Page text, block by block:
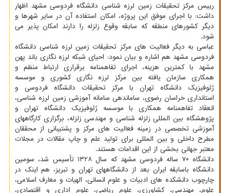
رییس مرکز تحقیقات زمین لرزه شناسی دانشگاه فردوسی مشهد اظهار
داشت: با اجرای موفق این پروژه، امکان استفاده آن در سایر شهرها و
دیگر کشورهای منطقه که سابقه وقوع زلزله را دارند امکان پذیر می
شود.
عباسی به دیگر فعالیت های مرکز تحقیقات زمین لرزه شناسی دانشگاه
فردوسی مشهد هم اشاره و بیان نمود: احیای شبکه لرزه نگاری باند پهن
مشهد با کمترین هزینه، اجرای تفاهمنامه برقراری ارتباط منظم و
همکاری سازمان یافته بین مرکز لرزه نگاری کشوری و موسسه
ژئوفیزیک دانشگاه تهران با مرکز تحقیقات دانشگاه فردوسی و
استانداری خراسان رضوی، ساماندهی سامانه آموزشی زمین لرزه شناسی،
انعقاد تفاهمنامه همکاری با موسسه ژئوفیزیک دانشگاه تهران و
پژوهشگاه بین المللی زلزله شناسی و مهندسی زلزله، برگزاری کارگاههای
آموزشی تخصصی در زمینه فعالیت های مرکز و پشتیبانی از محققان
مطرح داخلی و بین المللی برای تولید علم و چاپ مقالات در مجلات
معتبر جهانی بخشی از این اقدامات هستند.
دانشگاه ۷۰ ساله فردوسی مشهد که سال ۱۳۲۸ تأسیس شد، سومین
دانشگاه باسابقه ایران بعد از دانشگاههای تهران و تبریز، هم اینک در
چارچوب دانشکده های ادبیات و علوم انسانی، الهیات و معارف اسلامی،
علوم، مهندسی، کشاورزی، علوم ریاضی، علوم اداری و اقتصادی،